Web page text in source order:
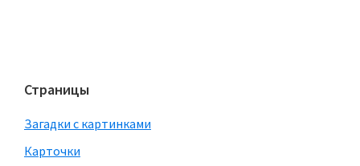
Страницы
Загадки с картинками
Карточки